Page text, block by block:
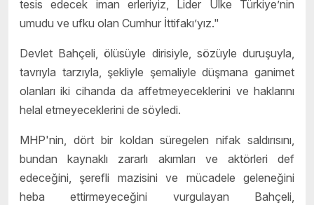
tesis edecek iman erleriyiz, Lider Ülke Türkiye’nin
umudu ve ufku olan Cumhur İttifakı’yız."
Devlet Bahçeli, ölüsüyle dirisiyle, sözüyle duruşuyla,
tavrıyla tarzıyla, şekliyle şemaliyle düşmana ganimet
olanları iki cihanda da affetmeyeceklerini ve haklarını
helal etmeyeceklerini de söyledi.
MHP'nin, dört bir koldan süregelen nifak saldırısını,
bundan kaynaklı zararlı akımları ve aktörleri def
edeceğini, şerefli mazisini ve mücadele geleneğini
heba ettirmeyeceğini vurgulayan Bahçeli,